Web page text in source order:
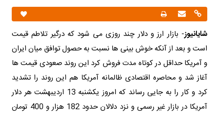
شایانیوز- بازار ارز و دلار چند روزی می شود که درگیر تلاطم قیمت
است و بعد از آنکه خوش بینی ها نسبت به حصول توافق میان ایران
و آمریکا حداقل در کوتاه مدت فروش کرد این روند صعودی قیمت ها
آغاز شد و محاصره اقتصادی ظالمانه آمریکا هم این روند را تشدید
کرد و کار را به جایی رساند که امروز یکشنبه 13 اردیبهشت هر دلار
آمریکا در بازار غیر رسمی و نزد دلالان حدود 182 هزار و 400 تومان